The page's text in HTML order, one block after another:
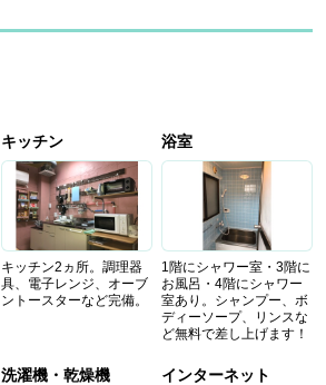
キッチン
キッチン2ヵ所。調理器
具、電子レンジ、オーブ
ントースターなど完備。
浴室
1階にシャワー室・3階に
お風呂・4階にシャワー
室あり。シャンプー、ボ
ディーソープ、リンスな
ど無料で差し上げます！
洗濯機・乾燥機 インターネット